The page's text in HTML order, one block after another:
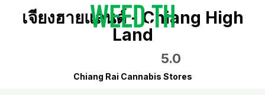
เจียงฮายแลนด์ - Chiang High
Land
5.0
Chiang Rai Cannabis Stores